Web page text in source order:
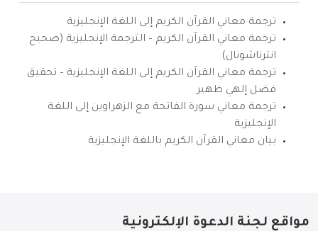
ترجمة معاني القرآن الكريم إلى اللغة الإنجليزية
ترجمة معاني القرآن الكريم – الترجمة الإنجليزية (صحيح
انترناشونال)
ترجمة معاني القرآن الكريم إلى اللغة الإنجليزية – تحقيق
فضل إلهي ظهير
ترجمة معاني سورة الفاتحة مع الزهراوين إلى اللغة
الإنجليزية
بيان معاني القرآن الكريم باللغة الإنجليزية
مواقع لجنة الدعوة الإلكترونية